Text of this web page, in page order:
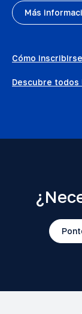
Más
Cómo inscribirse
Descubre todos